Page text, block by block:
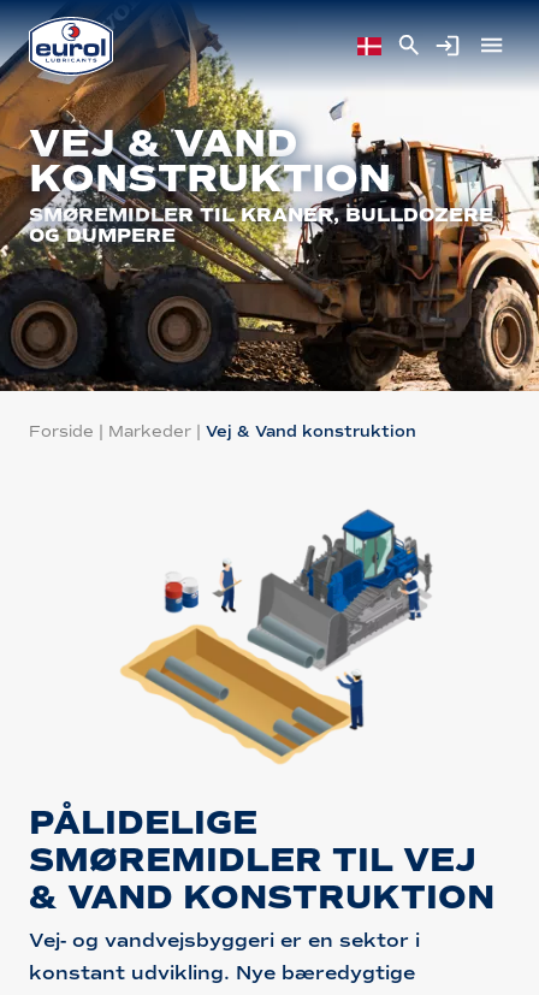
VEJ & VAND
KONSTRUKTION
SMØREMIDLER TIL KRANER, BULLDOZERE
OG DUMPERE
Forside | Markeder | Vej & Vand konstruktion
PÅLIDELIGE
SMØREMIDLER TIL VEJ
& VAND KONSTRUKTION
Vej- og vandvejsbyggeri er en sektor i
konstant udvikling. Nye bæredygtige